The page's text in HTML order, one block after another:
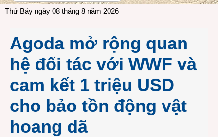
Thứ Bảy ngày 08 tháng 8 năm 2026
Agoda mở rộng quan
hệ đối tác với WWF và
cam kết 1 triệu USD
cho bảo tồn động vật
hoang dã